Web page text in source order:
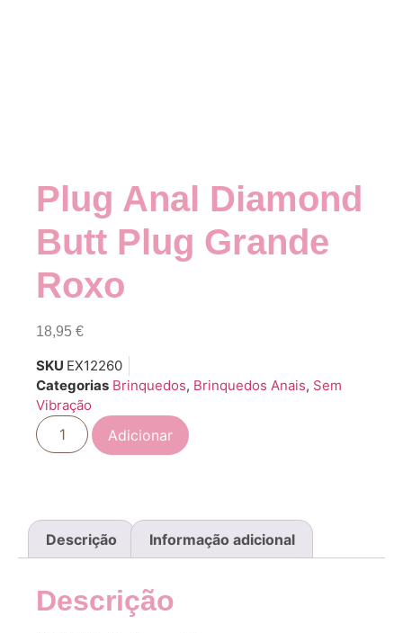
Plug Anal Diamond
Butt Plug Grande
Roxo
18,95 €
SKU EX12260
Categorias Brinquedos, Brinquedos Anais, Sem
Vibração
Adicionar
Descrição Informação adicional
Descrição